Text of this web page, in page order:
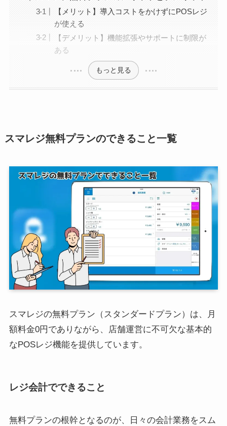
【メリット】導入コストをかけずにPOSレジ
が使える
【デメリット】機能拡張やサポートに制限が
ある
もっと見る
スマレジ無料プランのできること一覧
スマレジの無料プラン（スタンダードプラン）は、月
額料金0円でありながら、店舗運営に不可欠な基本的
なPOSレジ機能を提供しています。
レジ会計でできること
無料プランの根幹となるのが、日々の会計業務をスム